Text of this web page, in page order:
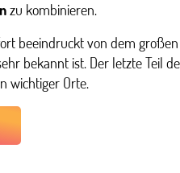
zu kombinieren.
beeindruckt von dem großen
bekannt ist. Der letzte Teil
wichtiger Orte.